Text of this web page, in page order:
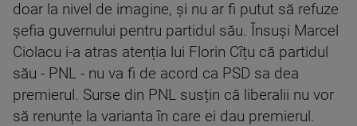
doar la nivel de imagine, și nu ar fi putut să refuze
șefia guvernului pentru partidul său. Însuși Marcel
Ciolacu i-a atras atenția lui Florin Cîțu că partidul
său - PNL - nu va fi de acord ca PSD sa dea
premierul. Surse din PNL susțin că liberalii nu vor
să renunțe la varianta în care ei dau premierul.